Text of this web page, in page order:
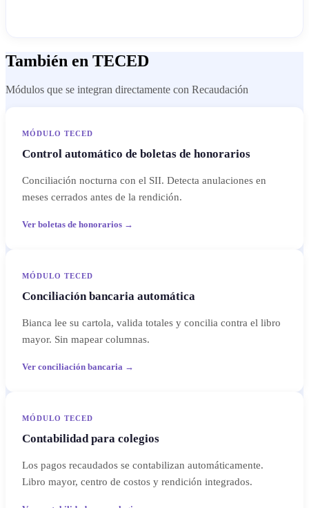
También en TECED
Módulos que se integran directamente con Recaudación
MÓDULO TECED
Control automático de boletas de honorarios
Conciliación nocturna con el SII. Detecta anulaciones en
meses cerrados antes de la rendición.
Ver boletas de honorarios →
MÓDULO TECED
Conciliación bancaria automática
Bianca lee su cartola, valida totales y concilia contra el libro
mayor. Sin mapear columnas.
Ver conciliación bancaria →
MÓDULO TECED
Contabilidad para colegios
Los pagos recaudados se contabilizan automáticamente.
Libro mayor, centro de costos y rendición integrados.